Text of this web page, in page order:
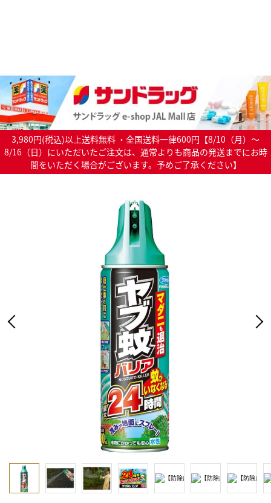
3,980円(税込)以上送料無料 ・全国送料一律600円【8/10（月）～
8/16（日）にいただいたご注文は、通常よりも商品の発送までにお時
間をいただく場合がございます。予めご了承ください】